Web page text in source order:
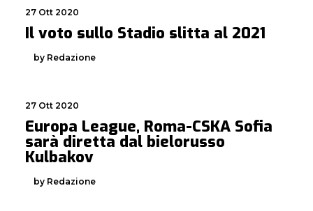
27 Ott 2020
Il voto sullo Stadio slitta al 2021
by Redazione
27 Ott 2020
Europa League, Roma-CSKA Sofia
sarà diretta dal bielorusso
Kulbakov
by Redazione